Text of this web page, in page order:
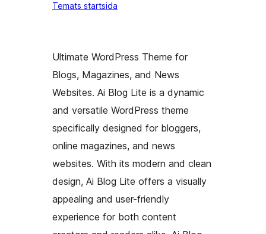
Temats startsida
Ultimate WordPress Theme for
Blogs, Magazines, and News
Websites. Ai Blog Lite is a dynamic
and versatile WordPress theme
specifically designed for bloggers,
online magazines, and news
websites. With its modern and clean
design, Ai Blog Lite offers a visually
appealing and user-friendly
experience for both content